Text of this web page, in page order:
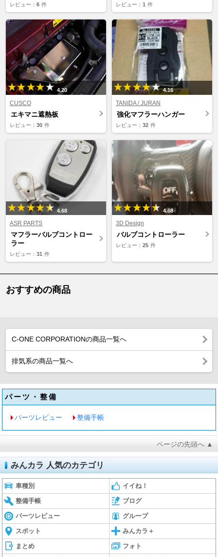
レビュー： 6 件 レビュー： 1 件
4.20
CUSCO
エキマニ遮熱板
レビュー： 30 件
4.16
TANIDA / JURAN
強化マフラーハンガー
レビュー： 32 件
4.68
ASR PARTS
マフラーバルブコントロー
ラー
レビュー： 31 件
4.68
3D Design
バルブコントローラー
レビュー： 25 件
おすすめの商品
C-ONE CORPORATIONの商品一覧へ
排気系の商品一覧へ
パーツ・整備
パーツレビュー 整備手帳
ページの先頭へ ▲
みんカラ 人気のカテゴリ
車種別 イイね！
整備手帳 ブログ
パーツレビュー グループ
スポット みんカラ＋
まとめ フォト